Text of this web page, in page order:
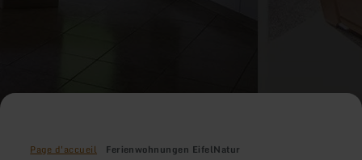
Page d'accueil Ferienwohnungen EifelNatur